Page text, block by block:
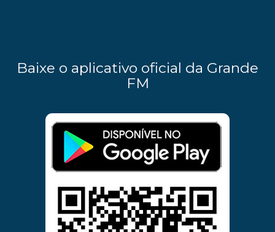
Baixe o aplicativo oficial da Grande
FM